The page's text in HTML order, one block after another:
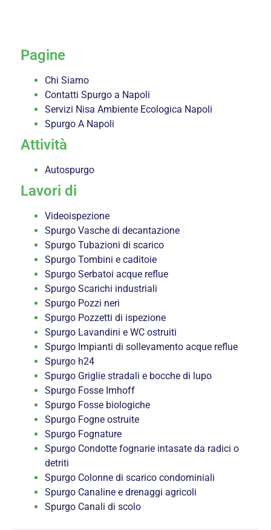
Pagine
Chi Siamo
Contatti Spurgo a Napoli
Servizi Nisa Ambiente Ecologica Napoli
Spurgo A Napoli
Attività
Autospurgo
Lavori di
Videoispezione
Spurgo Vasche di decantazione
Spurgo Tubazioni di scarico
Spurgo Tombini e caditoie
Spurgo Serbatoi acque reflue
Spurgo Scarichi industriali
Spurgo Pozzi neri
Spurgo Pozzetti di ispezione
Spurgo Lavandini e WC ostruiti
Spurgo Impianti di sollevamento acque reflue
Spurgo h24
Spurgo Griglie stradali e bocche di lupo
Spurgo Fosse Imhoff
Spurgo Fosse biologiche
Spurgo Fogne ostruite
Spurgo Fognature
Spurgo Condotte fognarie intasate da radici o
detriti
Spurgo Colonne di scarico condominiali
Spurgo Canaline e drenaggi agricoli
Spurgo Canali di scolo